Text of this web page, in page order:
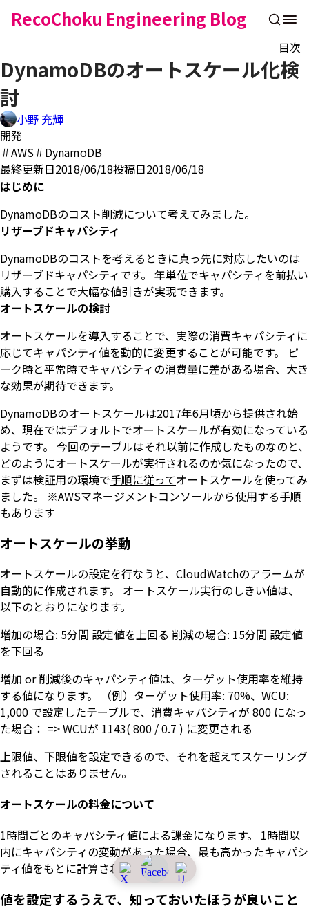
RecoChoku Engineering Blog
目次
DynamoDBのオートスケール化検
討
小野 充輝
開発
＃AWS＃DynamoDB
最終更新日2018/06/18投稿日2018/06/18
はじめに
DynamoDBのコスト削減について考えてみました。
リザーブドキャパシティ
DynamoDBのコストを考えるときに真っ先に対応したいのは
リザーブドキャパシティです。 年単位でキャパシティを前払い
購入することで大幅な値引きが実現できます。
オートスケールの検討
オートスケールを導入することで、実際の消費キャパシティに
応じてキャパシティ値を動的に変更することが可能です。 ピ
ーク時と平常時でキャパシティの消費量に差がある場合、大き
な効果が期待できます。
DynamoDBのオートスケールは2017年6月頃から提供され始
め、現在ではデフォルトでオートスケールが有効になっている
ようです。 今回のテーブルはそれ以前に作成したものなのと、
どのようにオートスケールが実行されるのか気になったので、
まずは検証用の環境で手順に従ってオートスケールを使ってみ
ました。 ※AWSマネージメントコンソールから使用する手順
もあります
オートスケールの挙動
オートスケールの設定を行なうと、CloudWatchのアラームが
自動的に作成されます。 オートスケール実行のしきい値は、
以下のとおりになります。
増加の場合: 5分間 設定値を上回る 削減の場合: 15分間 設定値
を下回る
増加 or 削減後のキャパシティ値は、ターゲット使用率を維持
する値になります。 （例）ターゲット使用率: 70%、WCU:
1,000 で設定したテーブルで、消費キャパシティが 800 になっ
た場合： => WCUが 1143( 800 / 0.7 ) に変更される
上限値、下限値を設定できるので、それを超えてスケーリング
されることはありません。
オートスケールの料金について
1時間ごとのキャパシティ値による課金になります。 1時間以
内にキャパシティの変動があった場合、最も高かったキャパシ
ティ値をもとに計算されるようです。
値を設定するうえで、知っておいたほうが良いこと